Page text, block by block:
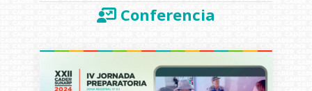
Conferencia